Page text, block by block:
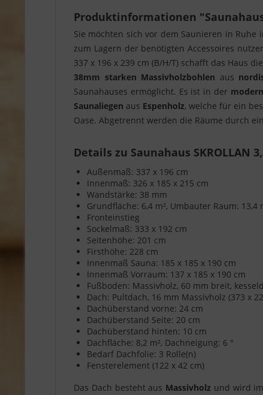
Produktinformationen "Saunahaus
Sie möchten sich vor dem Saunieren in
zum Lagern der benötigten Accessoires
337 x 196 x 239 cm (B/H/T) schafft das Haus
38mm starken Massivholzbohlen aus
Saunahauses ermöglicht. Es ist in der
Saunaliegen aus Espenholz, welche für ein
Oase. Abgetrennt werden die Räume durch
Details zu Saunahaus SKROLLAN
Außenmaß: 337 x 196 cm
Innenmaß: 326 x 185 x 215 cm
Wandstärke: 38 mm
Grundfläche: 6,4 m², Umbauter Raum: 13,4
Fronteinstieg
Sockelmaß: 333 x 192 cm
Seitenhöhe: 201 cm
Firsthöhe: 228 cm
Innenmaß Sauna: 185 x 185 x 190 cm
Innenmaß Vorraum: 137 x 185 x 190 cm
Fußboden: Massivholz, 60 mm breit,
Dach: Pultdach, 16 mm Massivholz (373 x
Dachüberstand vorne: 24 cm
Dachüberstand Seite: 20 cm
Dachüberstand hinten: 10 cm
Dachfläche: 8,2 m², Dachneigung: 6 °
Bedarf Dachfolie: 3 Rolle(n)
Fensterelement (122 x 42 cm)
Das Dach besteht aus Massivholz und wird